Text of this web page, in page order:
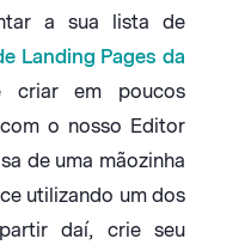
a sua lista de
Landing Pages da
criar em poucos
o nosso Editor
de uma mãozinha
utilizando um dos
daí, crie seu